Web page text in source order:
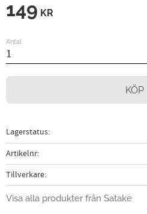
149 KR
Antal
KÖP
Lagerstatus
Artikelnr
Tillverkare
Visa alla produkter från Satake